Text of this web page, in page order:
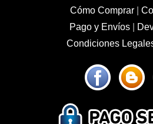
Cómo Comprar|
Pago y Envíos|
Condiciones